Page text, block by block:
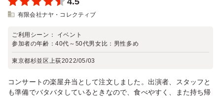
有限会社ナヤ・コレクティブ
ご利用シーン： イベント
参加者の年齢：40代～50代男女比： 男性多め
東京都杉並区上荻2022/05/03
コンサートの楽屋弁当として注文しました。出演者、スタッフと
も準備でバタバタしているときなので、食べやすく、また持ち帰